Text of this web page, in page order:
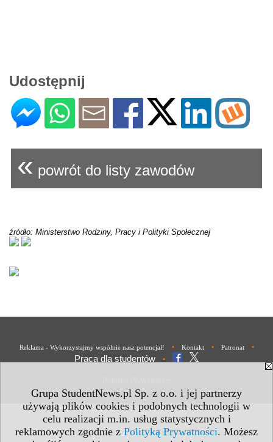
Grupa StudentNews.pl Sp. z o.o. i jej partnerzy
używają plików cookies i podobnych technologii w
celu realizacji m.in. usług statystycznych i
reklamowych zgodnie z Polityką Prywatności. Możesz
Udostępnij
« powrót do listy zawodów
źródło: Ministerstwo Rodziny, Pracy i Polityki Społecznej
Reklama - Wykorzystajmy wspólnie nasz potencjał! • Kontakt • Patronat •
Praca dla studentów •